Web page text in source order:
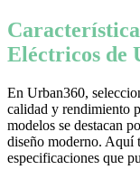
Eléctricos de
En Urban360,
calidad y rendimiento
modelos se destacan
diseño moderno. Aquí
especificaciones que